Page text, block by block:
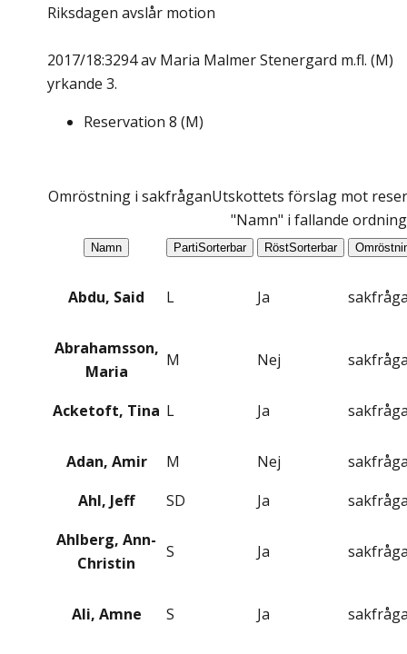
Riksdagen avslår motion
2017/18:3294 av Maria Malmer Stenergard m.fl. (M)
yrkande 3.
Reservation 8 (M)
Omröstning i sakfråganUtskottets förslag mot
"Namn" i fallande ordning
Namn PartiSorterbar RöstSorterbar
Abdu, Said L Ja
Abrahamsson,
Maria
M Nej
Acketoft, Tina L Ja
Adan, Amir M Nej
Ahl, Jeff
SD Ja
Ahlberg, Ann-
Christin
S Ja
Ali, Amne S Ja